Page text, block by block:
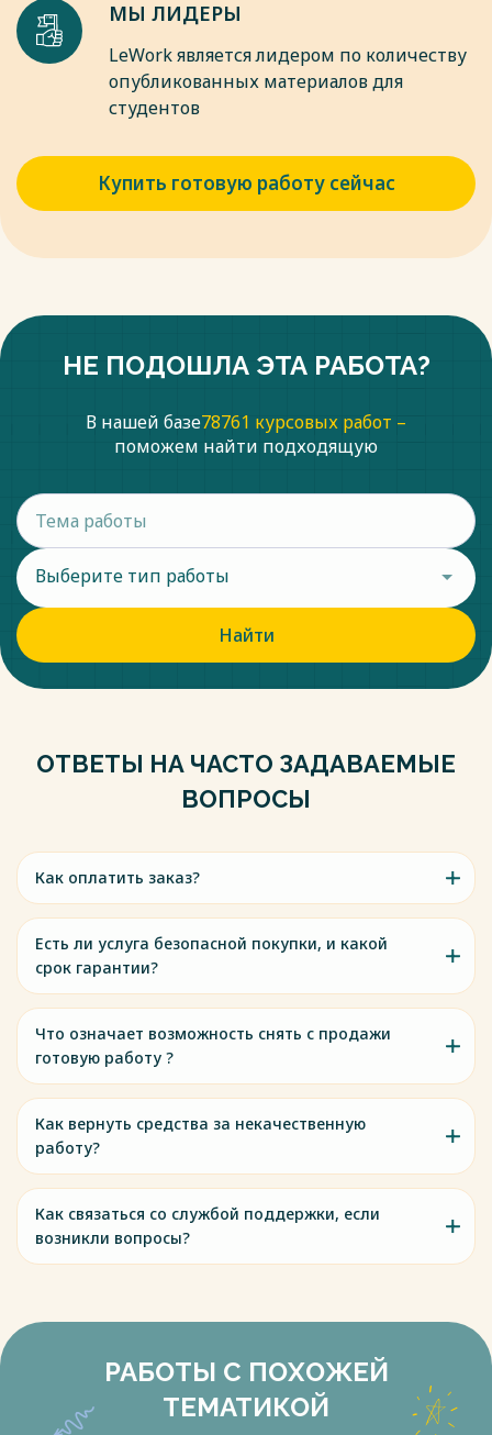
МЫ ЛИДЕРЫ
LeWork является лидером по количеству
опубликованных материалов для
студентов
Купить готовую работу сейчас
НЕ ПОДОШЛА ЭТА РАБОТА?
В нашей базе78761 курсовых работ –
поможем найти подходящую
Выберите тип работы
Найти
ОТВЕТЫ НА ЧАСТО ЗАДАВАЕМЫЕ
ВОПРОСЫ
Как оплатить заказ?
Есть ли услуга безопасной покупки, и какой
срок гарантии?
Что означает возможность снять с продажи
готовую работу ?
Как вернуть средства за некачественную
работу?
Как связаться со службой поддержки, если
возникли вопросы?
РАБОТЫ С ПОХОЖЕЙ
ТЕМАТИКОЙ